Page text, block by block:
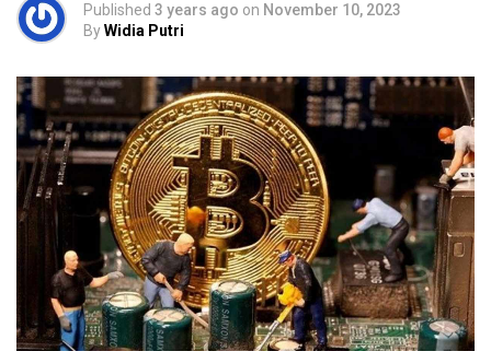
Published 3 years ago on November 10, 2023
ByWidia Putri